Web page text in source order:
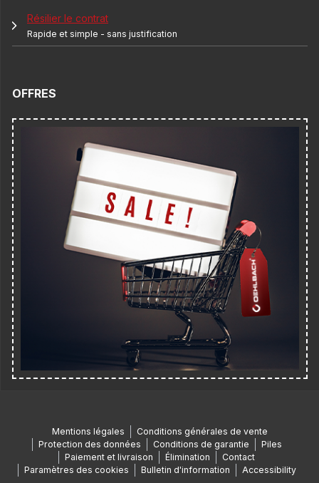
Résilier le contrat
Rapide et simple - sans justification
OFFRES
Mentions légales
Conditions générales de vente
Protection des données
Conditions de garantie
Piles
Paiement et livraison
Élimination
Contact
Paramètres des cookies
Bulletin d'information Accessibility